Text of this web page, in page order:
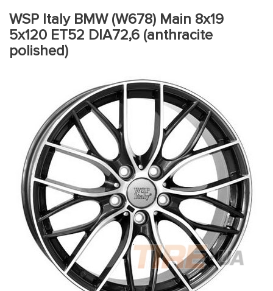
WSP Italy BMW (W678) Main 8x19
5x120 ET52 DIA72,6 (anthracite
polished)